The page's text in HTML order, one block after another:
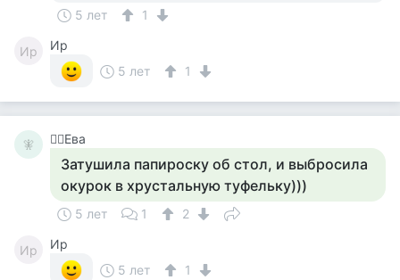
5 лет 1
Ир
Ир
5 лет
1
🧚‍ 🧚‍♀️Ева
Затушила папироску об стол, и выбросила
окурок в хрустальную туфельку)))
5 лет 1 2
Ир
Ир
5 лет
1